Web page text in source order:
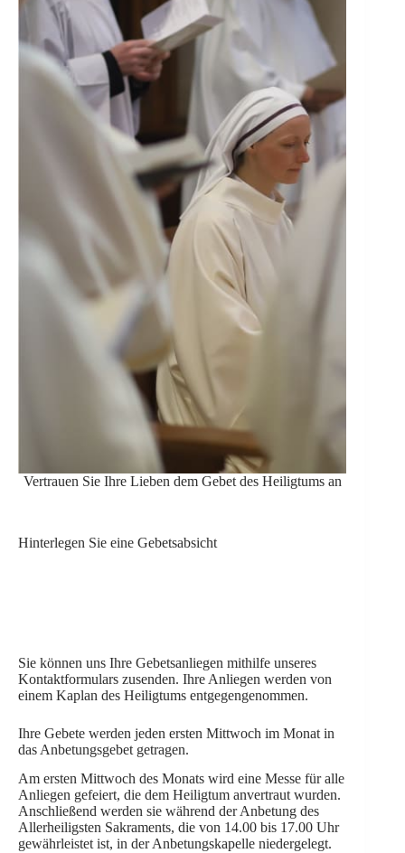
Vertrauen Sie Ihre Lieben dem Gebet des Heiligtums an
Hinterlegen Sie eine Gebetsabsicht
Sie können uns Ihre Gebetsanliegen mithilfe unseres
Kontaktformulars zusenden. Ihre Anliegen werden von
einem Kaplan des Heiligtums entgegengenommen.
Ihre Gebete werden jeden ersten Mittwoch im Monat in
das Anbetungsgebet getragen.
Am ersten Mittwoch des Monats wird eine Messe für alle
Anliegen gefeiert, die dem Heiligtum anvertraut wurden.
Anschließend werden sie während der Anbetung des
Allerheiligsten Sakraments, die von 14.00 bis 17.00 Uhr
gewährleistet ist, in der Anbetungskapelle niedergelegt.